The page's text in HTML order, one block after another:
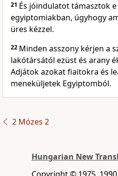
21 És jóindulatot támasztok
egyiptomiakban, úgyhogy
üres kézzel.
22 Minden asszony kérjen a
lakótársától ezüst és arany
Adjátok azokat fiaitokra és
meneküljetek Egyiptomból.
2 Mózes 2
Hungarian New